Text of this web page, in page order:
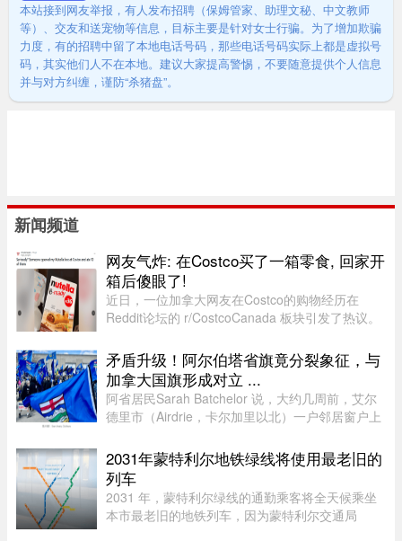
本站接到网友举报，有人发布招聘（保姆管家、助理文秘、中文教师
等）、交友和送宠物等信息，目标主要是针对女士行骗。为了增加欺骗
力度，有的招聘中留了本地电话号码，那些电话号码实际上都是虚拟号
码，其实他们人不在本地。建议大家提高警惕，不要随意提供个人信息
并与对方纠缠，谨防“杀猪盘”。
新闻频道
网友气炸: 在Costco买了一箱零食, 回家开
箱后傻眼了!
近日，一位加拿大网友在Costco的购物经历在
Reddit论坛的 r/CostcoCanada 板块引发了热议。
果回家一开箱，血压直接飙升——里面的零食居然
凭空消失了近三分之一！图片来 ...
矛盾升级！阿尔伯塔省旗竟分裂象征，与
加拿大国旗形成对立 ...
阿省居民Sarah Batchelor 说，大约几周前，艾尔
德里市（Airdrie，卡尔加里以北）一户邻居窗户上
从那时起一切开始发生变化。49 岁的音乐教师
Batchelor 在阿省生活了大 ...
2031年蒙特利尔地铁绿线将使用最老旧的
列车
2031 年，蒙特利尔绿线的通勤乘客将全天候乘坐
本市最老旧的地铁列车，因为蒙特利尔交通局